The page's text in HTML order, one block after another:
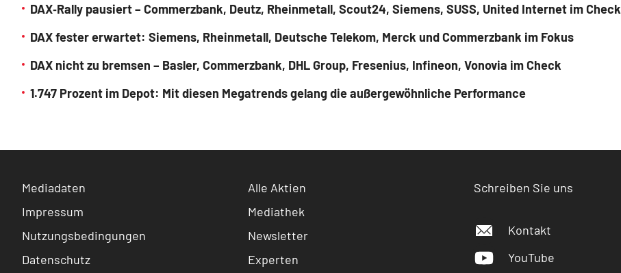
DAX‑Rally pausiert – Commerzbank, Deutz, Rheinmetall, Scout24, Siemens, SUSS, United Internet im Check
DAX fester erwartet: Siemens, Rheinmetall, Deutsche Telekom, Merck und Commerzbank im Fokus
DAX nicht zu bremsen – Basler, Commerzbank, DHL Group, Fresenius, Infineon, Vonovia im Check
1.747 Prozent im Depot: Mit diesen Megatrends gelang die außergewöhnliche Performance
Mediadaten
Impressum
Nutzungsbedingungen
Datenschutz
Alle Aktien
Mediathek
Newsletter
Experten
Schreiben Sie uns
Kontakt
YouTube